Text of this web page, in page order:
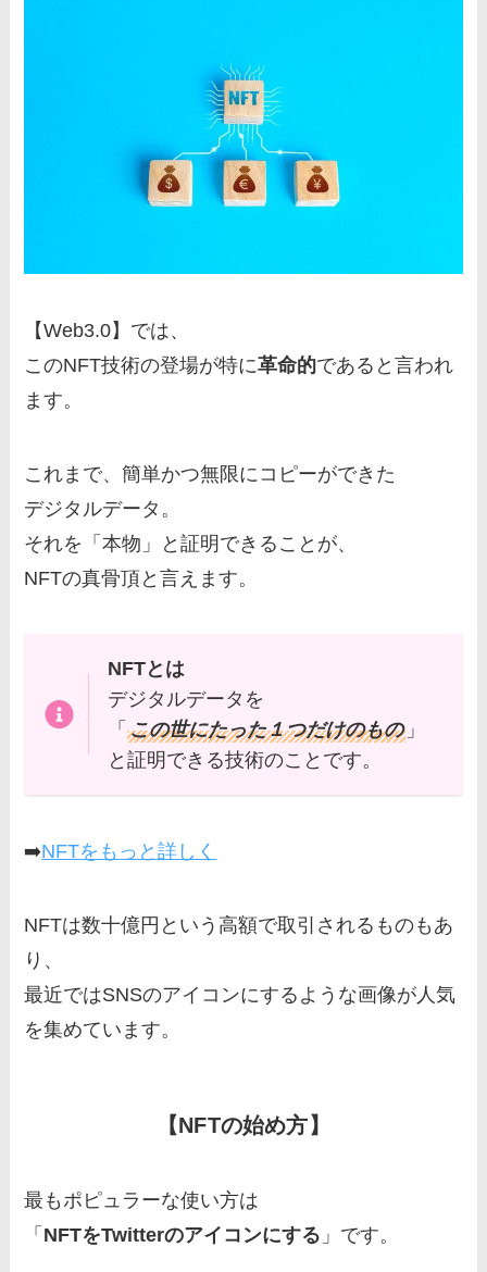
【Web3.0】では、
このNFT技術の登場が特に革命的であると言われ
ます。
これまで、簡単かつ無限にコピーができた
デジタルデータ。
それを「本物」と証明できることが、
NFTの真骨頂と言えます。
NFTとは
デジタルデータを
「 この世にたった１つだけのもの」
と証明できる技術のことです。
➡️NFTをもっと詳しく
NFTは数十億円という高額で取引されるものもあ
り、
最近ではSNSのアイコンにするような画像が人気
を集めています。
【NFTの始め方】
最もポピュラーな使い方は
「 NFTをTwitterのアイコンにする 」です。